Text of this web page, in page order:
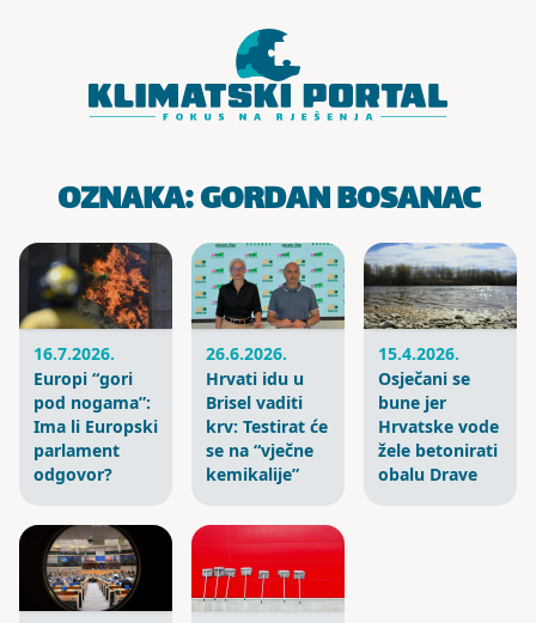
OZNAKA:GORDAN BOSANAC
16.7.2026.
Europi “gori
pod nogama”:
Ima li Europski
parlament
odgovor?
26.6.2026.
Hrvati idu u
Brisel vaditi
krv: Testirat će
se na “vječne
kemikalije”
15.4.2026.
Osječani se
bune jer
Hrvatske vode
žele betonirati
obalu Drave